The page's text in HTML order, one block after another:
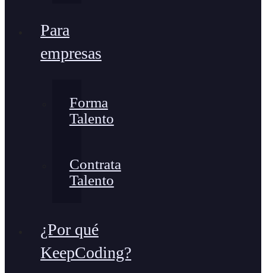
Para
empresas
Forma
Talento
Contrata
Talento
¿Por qué
KeepCoding?